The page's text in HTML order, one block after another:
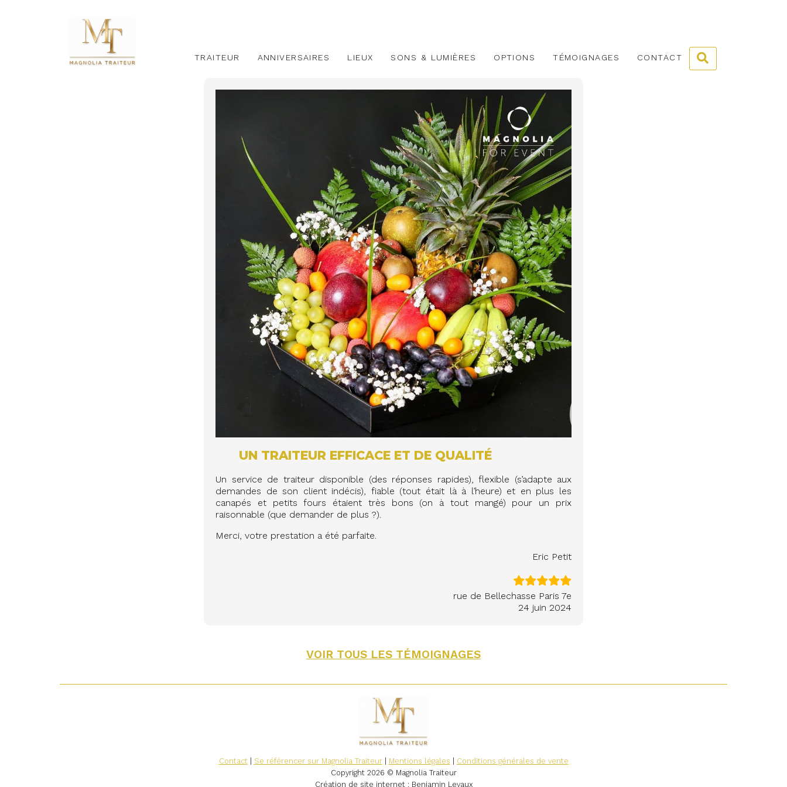
TRAITEUR ANNIVERSAIRES LIEUX SONS & LUMIÈRES OPTIONS TÉMOIGNAGES CONTACT
UN TRAITEUR EFFICACE ET DE QUALITÉ
Un service de traiteur disponible (des réponses rapides), flexible (s’adapte aux
demandes de son client indécis), fiable (tout était là à l’heure) et en plus les
canapés et petits fours étaient très bons (on à tout mangé) pour un prix
raisonnable (que demander de plus ?).
Merci, votre prestation a été parfaite.
Eric Petit
rue de Bellechasse Paris 7e
24 juin 2024
VOIR TOUS LES TÉMOIGNAGES
Contact| Se référencer sur Magnolia Traiteur| Mentions légales
Conditions générales de vente
Copyright 2026 © Magnolia Traiteur
Création de site internet: Benjamin Levaux